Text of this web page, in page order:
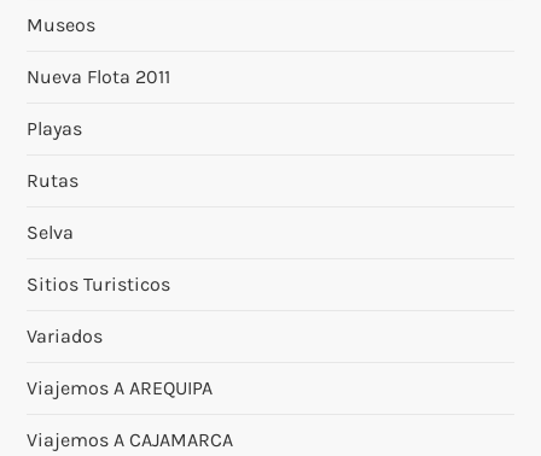
Museos
Nueva Flota 2011
Playas
Rutas
Selva
Sitios Turisticos
Variados
Viajemos A AREQUIPA
Viajemos A CAJAMARCA